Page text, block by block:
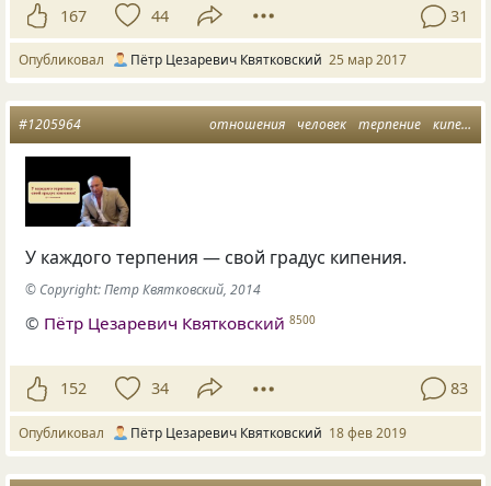
167 44 31
Опубликовал Пётр Цезаревич Квятковский 25 мар 2017
отношения человек терпение кипение
#1205964
У каждого терпения — свой градус кипения.
© Copyright: Петр Квятковский, 2014
© Пётр Цезаревич Квятковский 8500
152 34 83
Опубликовал Пётр Цезаревич Квятковский 18 фев 2019